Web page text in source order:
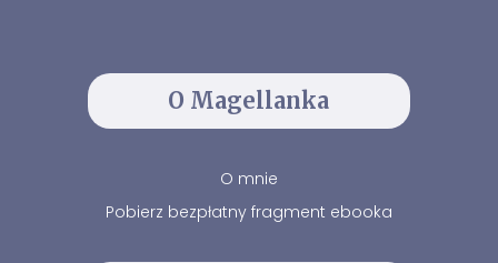
O Magellanka
O mnie
Pobierz bezpłatny fragment ebooka